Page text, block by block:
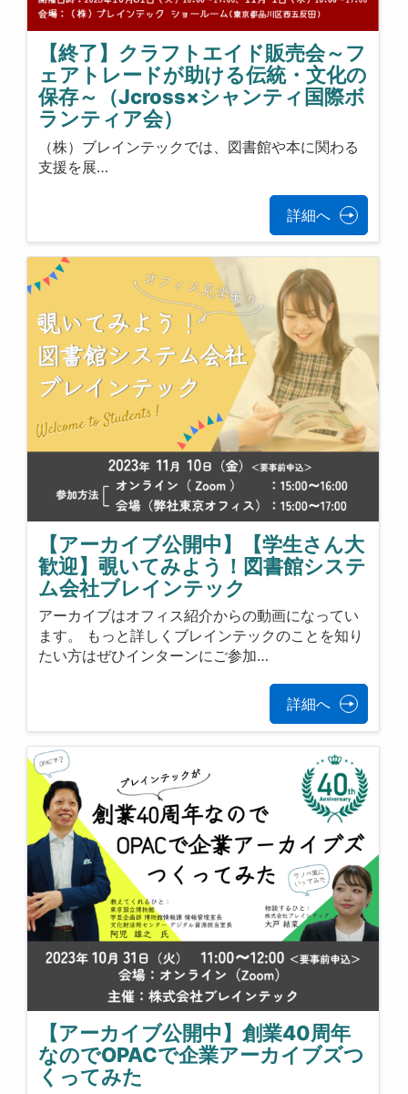
【終了】クラフトエイド販売会～フ
ェアトレードが助ける伝統・文化の
保存～（Jcross×シャンティ国際ボ
ランティア会）
（株）ブレインテックでは、図書館や本に関わる
支援を展…
詳細へ
【アーカイブ公開中】【学生さん大
歓迎】覗いてみよう！図書館システ
ム会社ブレインテック
アーカイブはオフィス紹介からの動画になってい
ます。 もっと詳しくブレインテックのことを知り
たい方はぜひインターンにご参加…
詳細へ
【アーカイブ公開中】創業40周年
なのでOPACで企業アーカイブズつ
くってみた